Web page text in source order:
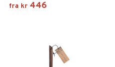
fra kr 446